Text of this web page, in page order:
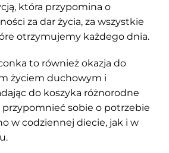
która przypomina o
za dar życia, za wszystkie
otrzymujemy każdego dnia.
to również okazja do
życiem duchowym i
do koszyka różnorodne
sobie o potrzebie
w codziennej diecie, jak i w